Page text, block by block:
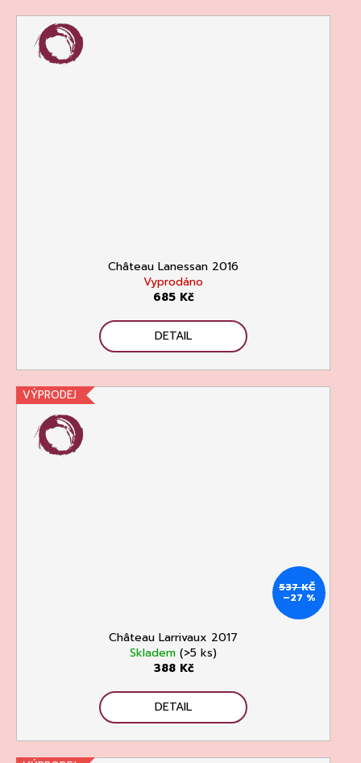
Château Lanessan 2016
Vyprodáno
685 Kč
DETAIL
VÝPRODEJ
537 KČ
–27 %
Château Larrivaux 2017
Skladem (>5 ks)
388 Kč
DETAIL